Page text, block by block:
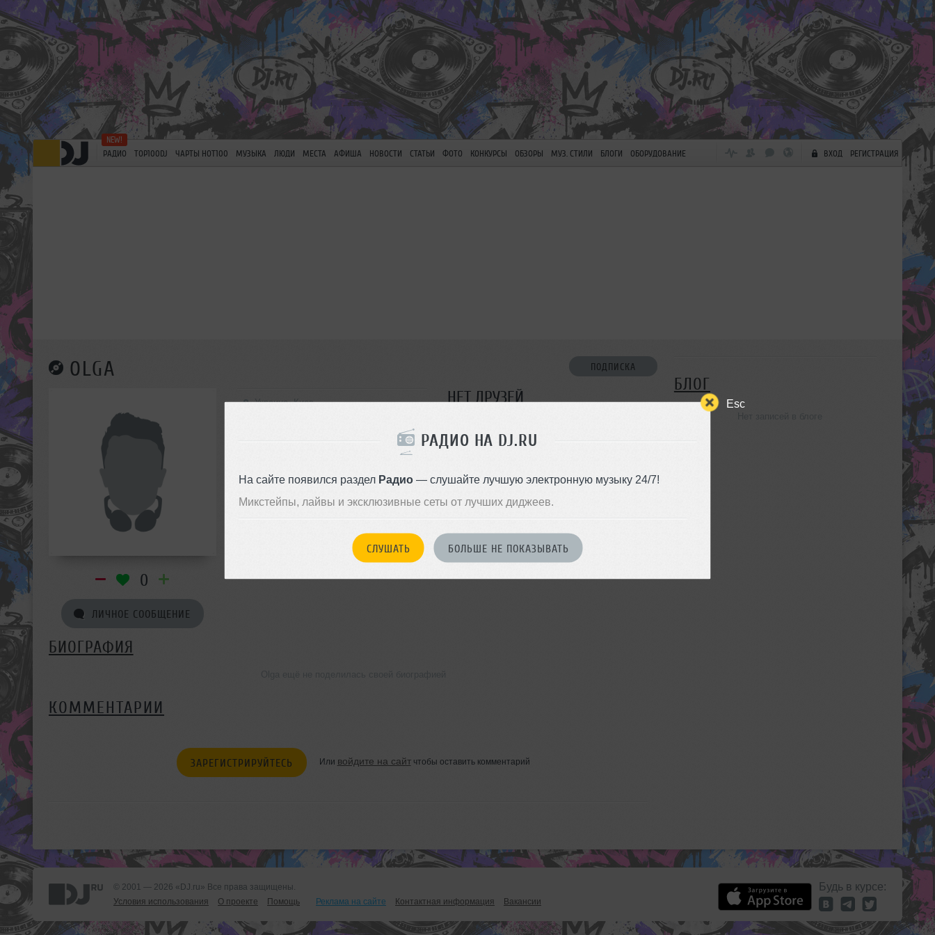
Esc
РАДИО НА DJ.RU
На сайте появился раздел Радио— слушайте лучшую электронную музыку 24/7!
Микстейпы, лайвы и эксклюзивные сеты от лучших диджеев.
СЛУШАТЬ БОЛЬШЕ НЕ ПОКАЗЫВАТЬ
РАДИО TOP100DJ ЧАРТЫ HOT100 МУЗЫКА ЛЮДИ МЕСТА АФИША НОВОСТИ СТАТЬИ ФОТО КОНКУРСЫ ОБЗОРЫ МУЗ. СТИЛИ БЛОГИ ОБОРУДОВАНИЕ ВХОД РЕГИСТРАЦИЯ
OLGA ПОДПИСКА
0
ЛИЧНОЕ СООБЩЕНИЕ
Украина, Киев НЕТ ДРУЗЕЙ
БИОГРАФИЯ
КОММЕНТАРИИ
ЗАРЕГИСТРИРУЙТЕСЬ Или войдите на сайтчтобы оставить комментарий
БЛОГ
© 2001 — 2026 «DJ.ru» Все права защищены.
Условия использования
О проекте Помощь Реклама на сайте Контактная информация Вакансии
Будь в курсе: